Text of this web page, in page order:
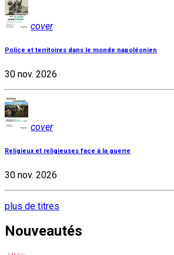
cover
Police et territoires dans le monde napoléonien
30 nov. 2026
cover
Religieux et religieuses face à la guerre
30 nov. 2026
plus de titres
Nouveautés